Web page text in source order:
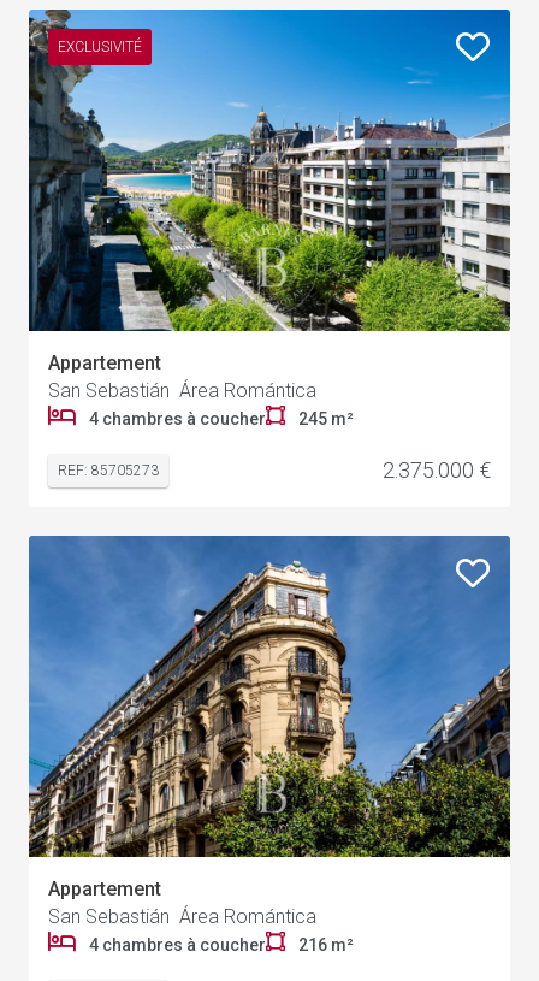
EXCLUSIVITÉ
Appartement
San Sebastián Área Romántica
4 chambres à coucher 245 m²
REF: 85705273 2.375.000 €
Appartement
San Sebastián Área Romántica
4 chambres à coucher 216 m²